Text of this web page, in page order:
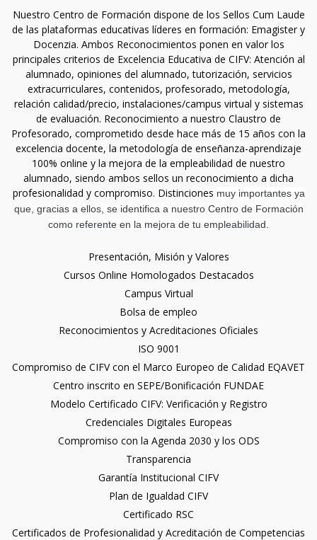
Nuestro Centro de Formación dispone de los Sellos Cum Laude
de las plataformas educativas líderes en formación: Emagister y
Docenzia. Ambos Reconocimientos ponen en valor los
principales criterios de Excelencia Educativa de CIFV: Atención al
alumnado, opiniones del alumnado, tutorización, servicios
extracurriculares, contenidos, profesorado, metodología,
relación calidad/precio, instalaciones/campus virtual y sistemas
de evaluación. Reconocimiento a nuestro Claustro de
Profesorado, comprometido desde hace más de 15 años con la
excelencia docente, la metodología de enseñanza-aprendizaje
100% online y la mejora de la empleabilidad de nuestro
alumnado, siendo ambos sellos un reconocimiento a dicha
profesionalidad y compromiso. Distinciones muy importantes ya
que, gracias a ellos, se identifica a nuestro Centro de Formación
como referente en la mejora de tu empleabilidad.
Presentación, Misión y Valores
Cursos Online Homologados Destacados
Campus Virtual
Bolsa de empleo
Reconocimientos y Acreditaciones Oficiales
ISO 9001
Compromiso de CIFV con el Marco Europeo de Calidad EQAVET
Centro inscrito en SEPE/Bonificación FUNDAE
Modelo Certificado CIFV: Verificación y Registro
Credenciales Digitales Europeas
Compromiso con la Agenda 2030 y los ODS
Transparencia
Garantía Institucional CIFV
Plan de Igualdad CIFV
Certificado RSC
Certificados de Profesionalidad y Acreditación de Competencias